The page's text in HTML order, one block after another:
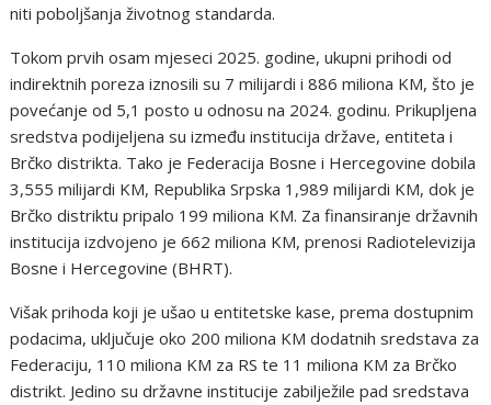
niti poboljšanja životnog standarda.
Tokom prvih osam mjeseci 2025. godine, ukupni prihodi od
indirektnih poreza iznosili su 7 milijardi i 886 miliona KM, što je
povećanje od 5,1 posto u odnosu na 2024. godinu. Prikupljena
sredstva podijeljena su između institucija države, entiteta i
Brčko distrikta. Tako je Federacija Bosne i Hercegovine dobila
3,555 milijardi KM, Republika Srpska 1,989 milijardi KM, dok je
Brčko distriktu pripalo 199 miliona KM. Za finansiranje državnih
institucija izdvojeno je 662 miliona KM, prenosi Radiotelevizija
Bosne i Hercegovine (BHRT).
Višak prihoda koji je ušao u entitetske kase, prema dostupnim
podacima, uključuje oko 200 miliona KM dodatnih sredstava za
Federaciju, 110 miliona KM za RS te 11 miliona KM za Brčko
distrikt. Jedino su državne institucije zabilježile pad sredstava